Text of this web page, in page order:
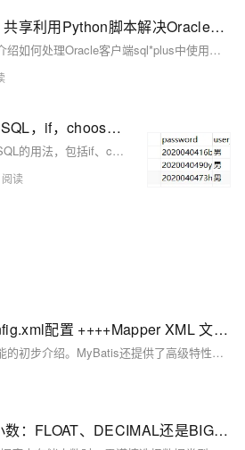
【YashanDB知识库】共享利用Python脚本解决Oracle的SQL脚本@@用法
本文来自YashanDB官网，介绍如何处理Oracle客户端sql*plus中使用@@调用同级目录SQL脚本的场景。崖山数据库23.2.x.100已支持@@用法，但旧版本可通过Python脚本批量重写SQL文件，将@@替换为绝对路径。文章通过Oracle示例展示了具体用法，并提供Python脚本实现自动化处理，最后调整批处理脚本以适配YashanDB运行环境。
mybatis复习03，动态SQL，if，choose，where,set,trim标签及foreach标签的用法
文章介绍了MyBatis中动态SQL的用法，包括if、choose、where、set和trim标签，以及foreach标签的详细使用。通过实际代码示例，展示了如何根据条件动态构建查询、更新和批量插入操作的SQL语句。
mybatis ：sqlmapconfig.xml配置 ++++Mapper XML 文件（sql/insert/delete/update/select)（增删改查）用法
当然，这些仅是MyBatis功能的初步介绍。MyBatis还提供了高级特性，如动态SQL、类型处理器、插件等，可以进一步提供对数据库交互的强大支持和灵活性。希望上述内容对您理解MyBatis的基本操作有所帮助。在实际使用中，您可能还需要根据具体的业务要求调整和优化SQL语句和配置。
如何在数据库中存储小数：FLOAT、DECIMAL还是BIGINT？